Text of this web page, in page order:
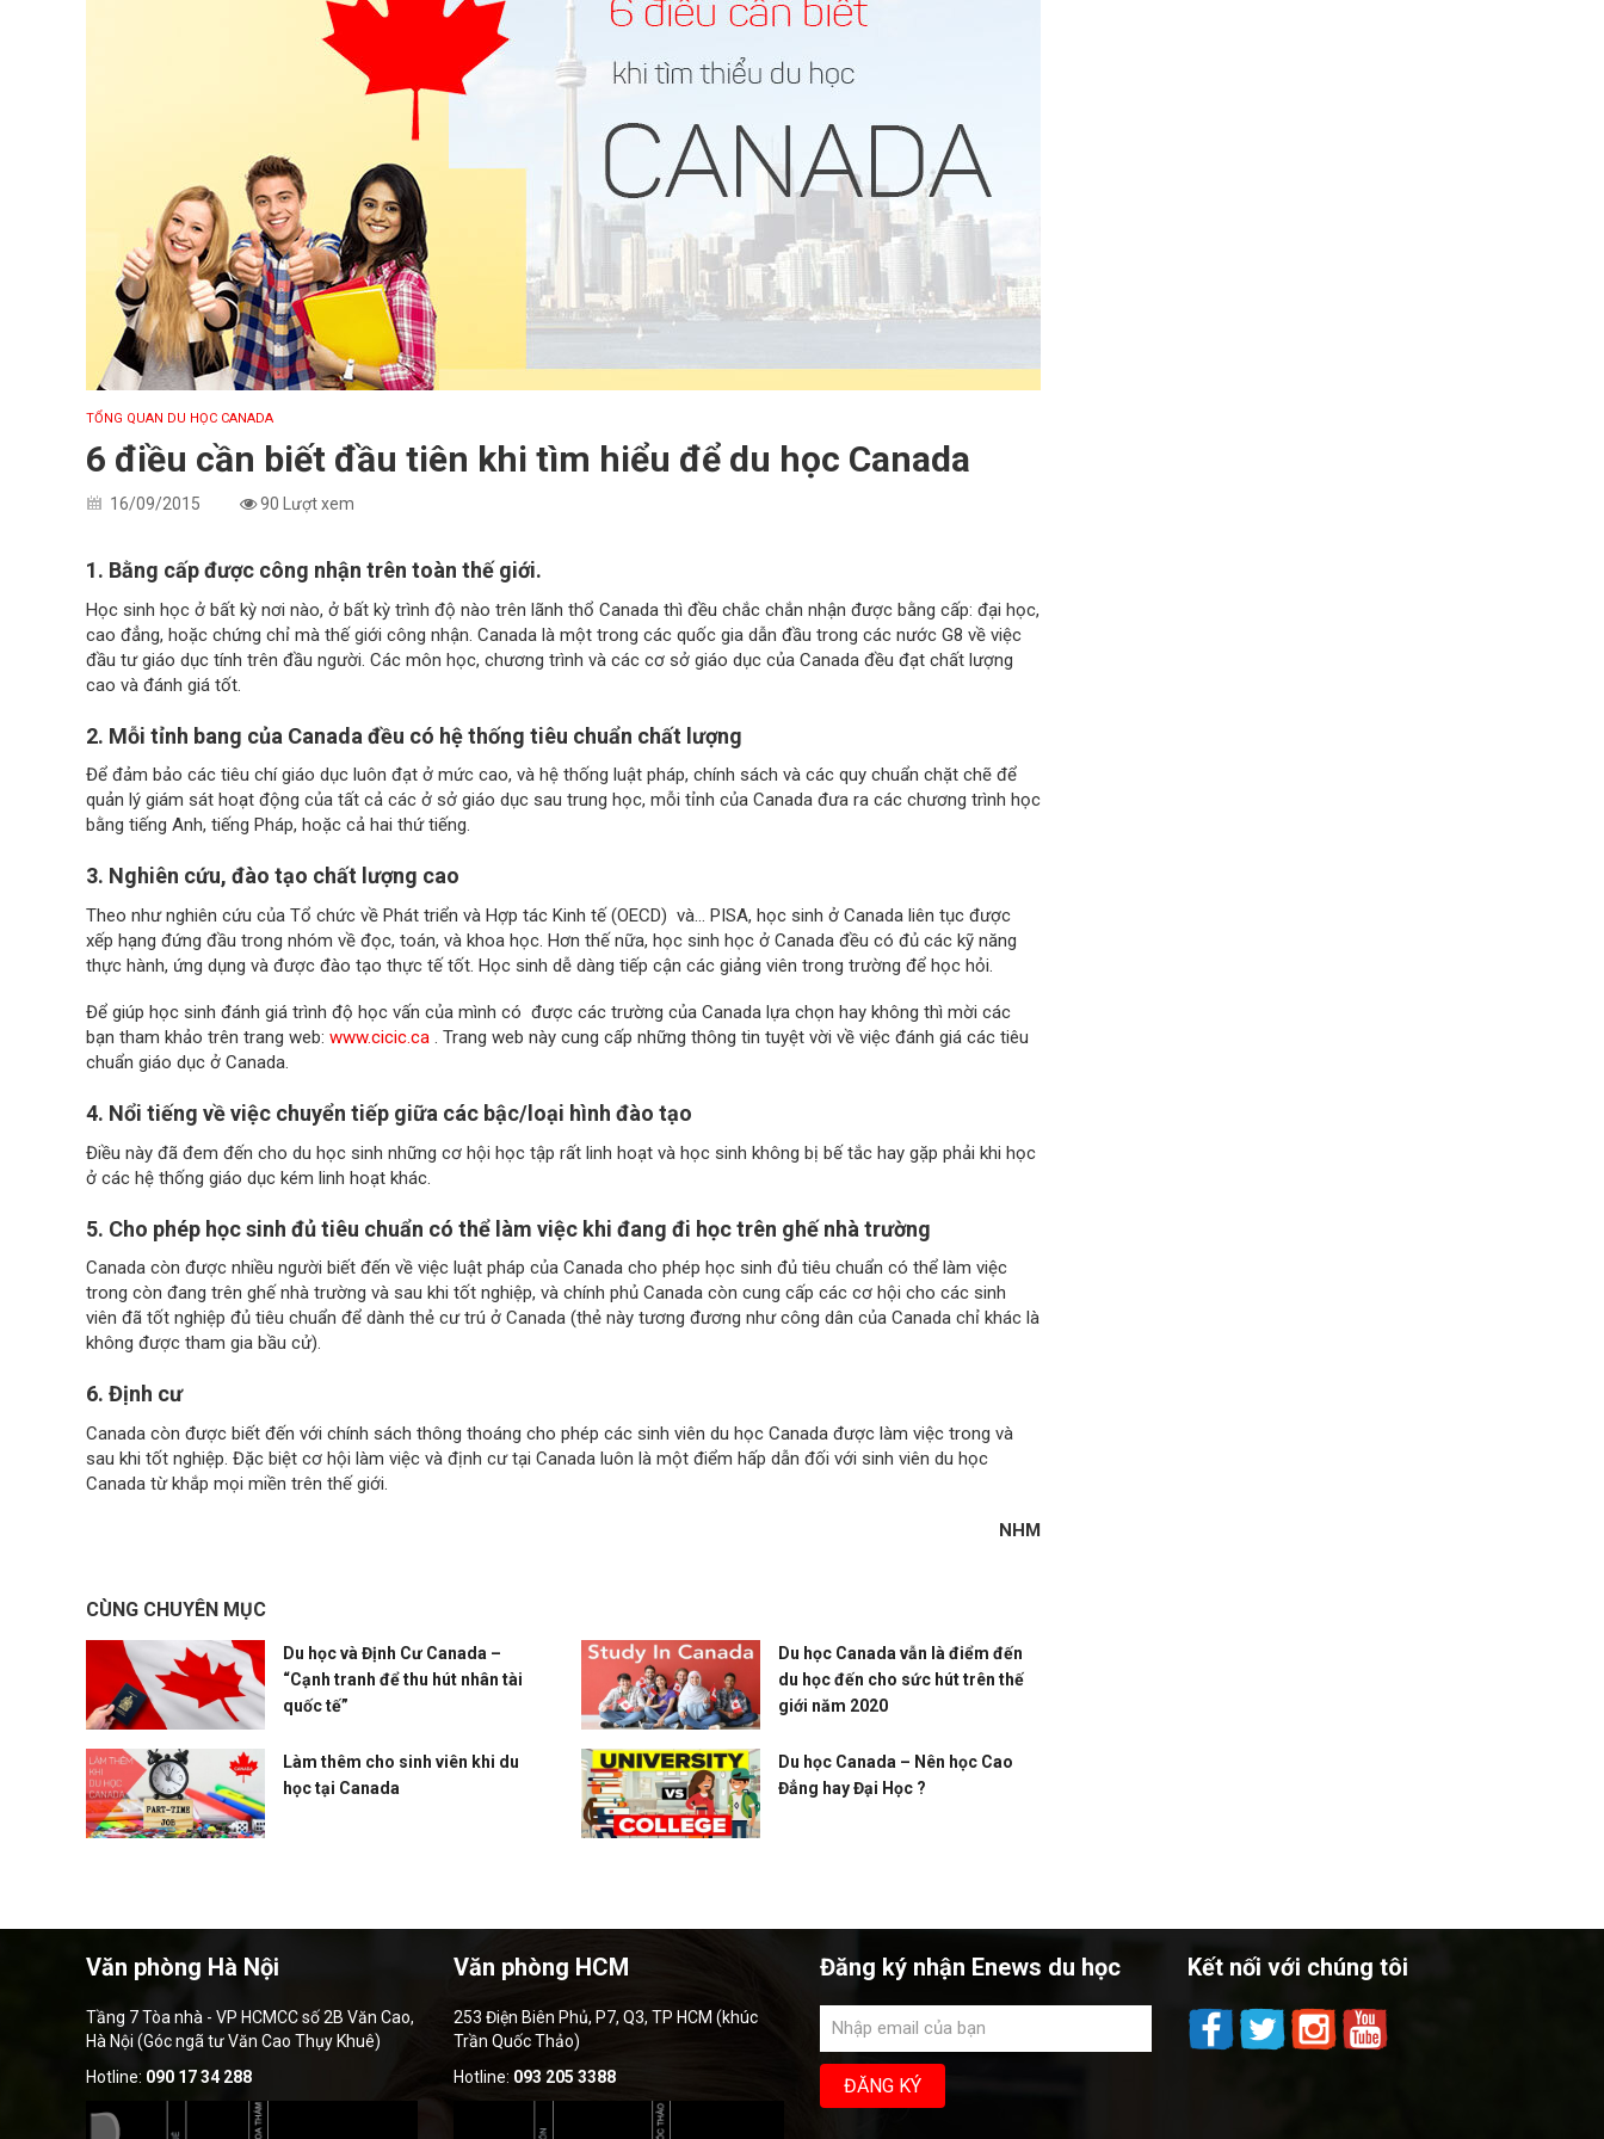
TỔNG QUAN DU HỌC CANADA
6 điều cần biết đầu tiên khi tìm hiểu để du học Canada
16/09/2015 90 Lượt xem
1. Bằng cấp được công nhận trên toàn thế giới.
Học sinh học ở bất kỳ nơi nào, ở bất kỳ trình độ nào trên lãnh thổ Canada thì đều chắc chắn nhận được bằng cấp: đại học,
cao đẳng, hoặc chứng chỉ mà thế giới công nhận. Canada là một trong các quốc gia dẫn đầu trong các nước G8 về việc
đầu tư giáo dục tính trên đầu người. Các môn học, chương trình và các cơ sở giáo dục của Canada đều đạt chất lượng
cao và đánh giá tốt.
2. Mỗi tỉnh bang của Canada đều có hệ thống tiêu chuẩn chất lượng
Để đảm bảo các tiêu chí giáo dục luôn đạt ở mức cao, và hệ thống luật pháp, chính sách và các quy chuẩn chặt chẽ để
quản lý giám sát hoạt động của tất cả các ở sở giáo dục sau trung học, mỗi tỉnh của Canada đưa ra các chương trình học
bằng tiếng Anh, tiếng Pháp, hoặc cả hai thứ tiếng.
3. Nghiên cứu, đào tạo chất lượng cao
Theo như nghiên cứu của Tổ chức về Phát triển và Hợp tác Kinh tế (OECD) và… PISA, học sinh ở Canada liên tục được
xếp hạng đứng đầu trong nhóm về đọc, toán, và khoa học. Hơn thế nữa, học sinh học ở Canada đều có đủ các kỹ năng
thực hành, ứng dụng và được đào tạo thực tế tốt. Học sinh dễ dàng tiếp cận các giảng viên trong trường để học hỏi.
Để giúp học sinh đánh giá trình độ học vấn của mình có được các trường của Canada lựa chọn hay không thì mời các
bạn tham khảo trên trang web: www.cicic.ca . Trang web này cung cấp những thông tin tuyệt vời về việc đánh giá các tiêu
chuẩn giáo dục ở Canada.
4. Nổi tiếng về việc chuyển tiếp giữa các bậc/loại hình đào tạo
Điều này đã đem đến cho du học sinh những cơ hội học tập rất linh hoạt và học sinh không bị bế tắc hay gặp phải khi học
ở các hệ thống giáo dục kém linh hoạt khác.
5. Cho phép học sinh đủ tiêu chuẩn có thể làm việc khi đang đi học trên ghế nhà trường
Canada còn được nhiều người biết đến về việc luật pháp của Canada cho phép học sinh đủ tiêu chuẩn có thể làm việc
trong còn đang trên ghế nhà trường và sau khi tốt nghiệp, và chính phủ Canada còn cung cấp các cơ hội cho các sinh
viên đã tốt nghiệp đủ tiêu chuẩn để dành thẻ cư trú ở Canada (thẻ này tương đương như công dân của Canada chỉ khác là
không được tham gia bầu cử).
6. Định cư
Canada còn được biết đến với chính sách thông thoáng cho phép các sinh viên du học Canada được làm việc trong và
sau khi tốt nghiệp. Đặc biệt cơ hội làm việc và định cư tại Canada luôn là một điểm hấp dẫn đối với sinh viên du học
Canada từ khắp mọi miền trên thế giới.
NHM
CÙNG CHUYÊN MỤC
Du học và Định Cư Canada –
“Cạnh tranh để thu hút nhân tài
quốc tế”
Du học Canada vẫn là điểm đến
du học đến cho sức hút trên thế
giới năm 2020
Làm thêm cho sinh viên khi du
học tại Canada
Du học Canada – Nên học Cao
Đẳng hay Đại Học ?
Văn phòng Hà Nội
Tầng 7 Tòa nhà - VP HCMCC số 2B Văn Cao,
Hà Nội (Góc ngã tư Văn Cao Thụy Khuê)
Hotline: 090 17 34 288
Văn phòng HCM
253 Điện Biên Phủ, P7, Q3, TP HCM (khúc
Trần Quốc Thảo)
Hotline: 093 205 3388
Đăng ký nhận Enews du học Kết nối với chúng tôi